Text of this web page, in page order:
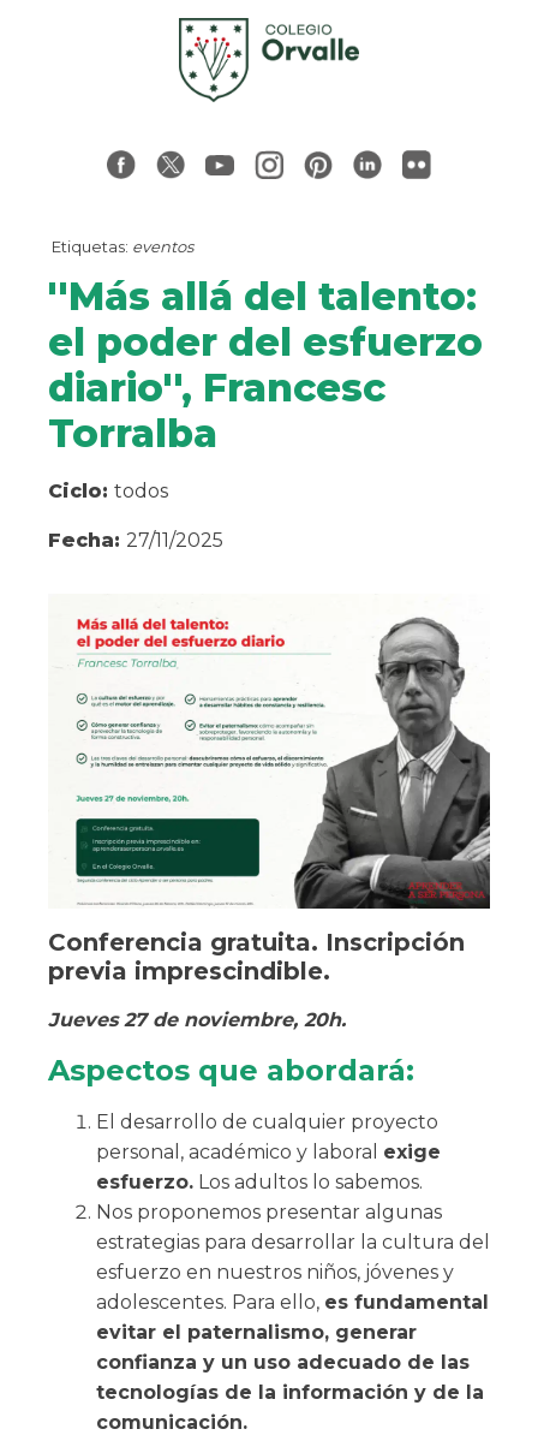
Etiquetas: eventos
''Más allá del talento:
el poder del esfuerzo
diario'', Francesc
Torralba
Ciclo: todos
Fecha: 27/11/2025
Conferencia gratuita. Inscripción
previa imprescindible.
Jueves 27 de noviembre, 20h.
Aspectos que abordará:
El desarrollo de cualquier proyecto
personal, académico y laboral exige
esfuerzo. Los adultos lo sabemos.
Nos proponemos presentar algunas
estrategias para desarrollar la cultura del
esfuerzo en nuestros niños, jóvenes y
adolescentes. Para ello, es fundamental
evitar el paternalismo, generar
confianza y un uso adecuado de las
tecnologías de la información y de la
comunicación.